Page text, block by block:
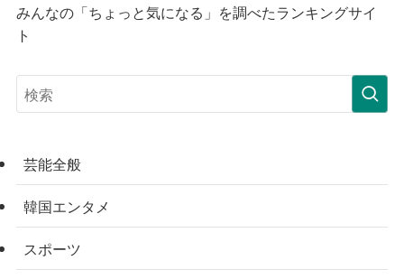
みんなの「ちょっと気になる」を調べたランキングサイ
ト
芸能全般
韓国エンタメ
スポーツ